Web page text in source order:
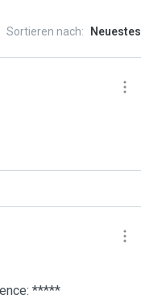
Sortieren nach: Neuestes
*****